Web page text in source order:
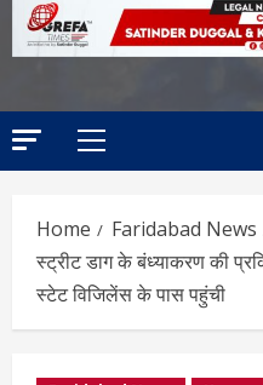
Home
Faridabad News
स्ट्रीट डाग के बंध्याकरण की
स्टेट विजिलेंस के पास पहुंची